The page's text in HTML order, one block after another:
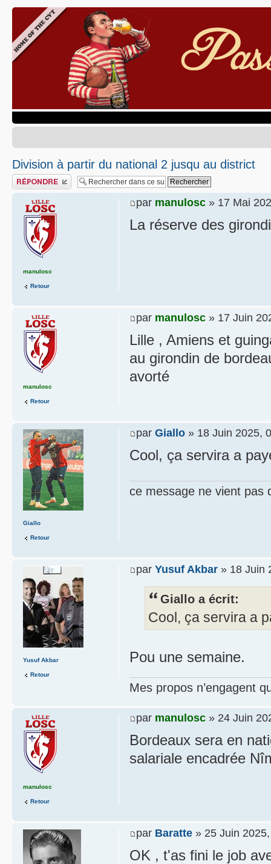
Division à partir du national 2 jusqu au district
Publier une réponse
par manulosc » 17 Mai
La réserve des
manulosc
Retour
par manulosc » 17 Juin
Lille , Amiens et
au girondin de
avorté
manulosc
Retour
par Giallo » 18 Juin 2025,
Cool, ça servira a
ce message ne vient pas
Giallo
Retour
par Yusuf Akbar » 18 Juin
Giallo a écrit:
Cool, ça servira a
Pou une semaine.
Mes propos n’engagent
Yusuf Akbar
Retour
par manulosc » 24 Juin
Bordeaux sera en
salariale encadrée
manulosc
Retour
par Baratte » 25 Juin
OK , t'as fini le job